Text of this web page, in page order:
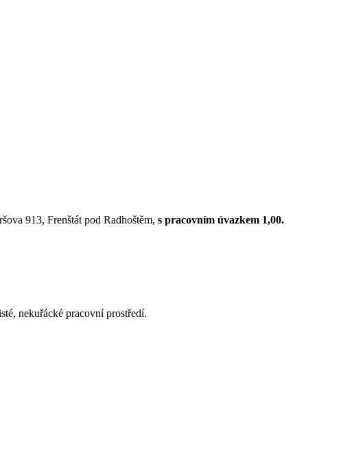
913, Frenštát pod Radhoštěm, s pracovním úvazkem 1,00.
nekuřácké pracovní prostředí.